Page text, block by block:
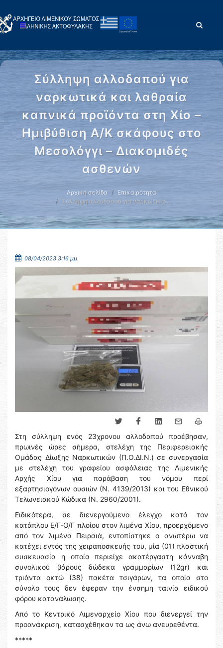
Σύλληψη αλλοδαπού για
ναρκωτικά και λαθραία
καπνικά προϊόντα στη Χίο –
Ημιβύθιση Α/Κ σκάφους στο
Μεσολόγγι – Διακομιδές
ασθενών
Αρχική σελίδα
Επικαιρότητα
Σύλληψη αλλοδαπού για ναρκωτικά …
08/04/2023 3:16 μμ.
Στη σύλληψη ενός 23χρονου αλλοδαπού προέβησαν,
πρωινές ώρες σήμερα, στελέχη της Περιφερειακής
Ομάδας Δίωξης Ναρκωτικών (Π.Ο.ΔΙ.Ν.) σε συνεργασία
με στελέχη του γραφείου ασφάλειας της Λιμενικής
Αρχής Χίου για παράβαση του νόμου περί
εξαρτησιογόνων ουσιών (Ν. 4139/2013) και του Εθνικού
Τελωνειακού Κώδικα (Ν. 2960/2001).
Ειδικότερα, σε διενεργούμενο έλεγχο κατά τον
κατάπλου Ε/Γ-Ο/Γ πλοίου στον λιμένα Χίου, προερχόμενο
από τον λιμένα Πειραιά, εντοπίστηκε ο ανωτέρω να
κατέχει εντός της χειραποσκευής του, μία (01) πλαστική
συσκευασία η οποία περιείχε ακατέργαστη κάνναβη
συνολικού βάρους δώδεκα γραμμαρίων (12gr) και
τριάντα οκτώ (38) πακέτα τσιγάρων, τα οποία στο
σύνολο τους δεν έφεραν την ένσημη ταινία ειδικού
φόρου κατανάλωσης.
Από το Κεντρικό Λιμεναρχείο Χίου που διενεργεί την
προανάκριση, κατασχέθηκαν τα ως άνω ανευρεθέντα.
*****